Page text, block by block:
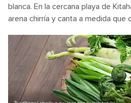
blanca. En la cercana playa de
arena chirría y canta a medida que